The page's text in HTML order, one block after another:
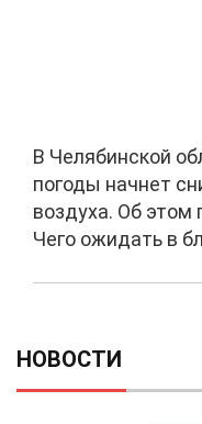
В Челябинской
погоды начнет
воздуха. Об этом
Чего ожидать в
НОВОСТИ